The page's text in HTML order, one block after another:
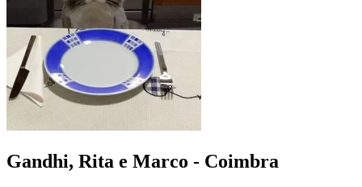
Gandhi, Rita e Marco - Coimbra